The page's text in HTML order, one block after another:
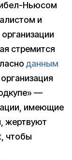
Ньюсом
и
стремится
данным
—
имеющие
жертвуют
чтобы